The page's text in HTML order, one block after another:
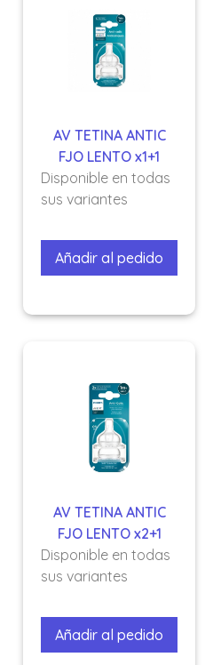
AV TETINA ANTIC
FJO LENTO x1+1
Disponible en todas
sus variantes
Añadir al pedido
AV TETINA ANTIC
FJO LENTO x2+1
Disponible en todas
sus variantes
Añadir al pedido